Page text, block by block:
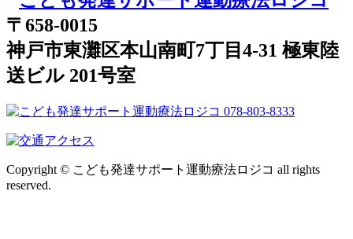
〒658-0015
神戸市東灘区本山南町7丁目4-31 極東陸
送ビル 201号室
Copyright © こども発達サポート運動療法ロジコ all rights
reserved.